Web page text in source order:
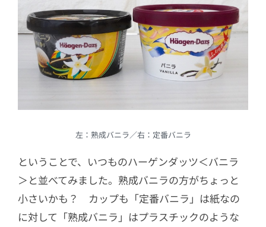
左：熟成バニラ／右：定番バニラ
ということで、いつものハーゲンダッツ＜バニラ
＞と並べてみました。熟成バニラの方がちょっと
小さいかも？ カップも「定番バニラ」は紙なの
に対して「熟成バニラ」はプラスチックのような